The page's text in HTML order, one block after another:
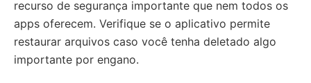
recurso de segurança importante que nem todos os
apps oferecem. Verifique se o aplicativo permite
restaurar arquivos caso você tenha deletado algo
importante por engano.